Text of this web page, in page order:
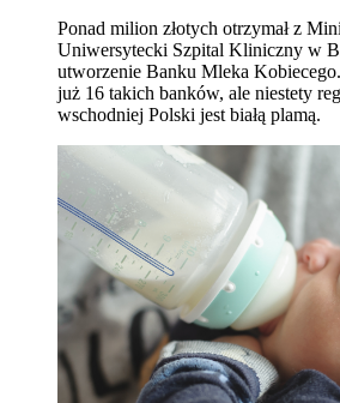
Ponad milion złotych otrzymał z
Uniwersytecki Szpital Kliniczny w
utworzenie Banku Mleka
już 16 takich banków, ale niestety
wschodniej Polski jest białą plamą.